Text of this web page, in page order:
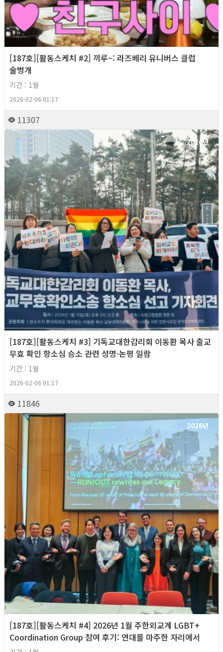
[187호][활동스케치 #2] 끼루~: 라즈베리 유니버스 클럽
술벙개
기간 : 1월
2026-02-06 01:17
11307
2026년
[187호][활동스케치 #3] 기독교대한감리회 이동환 목사 출교
무효 확인 항소심 승소 관련 성명·논평 일람
기간 : 1월
2026-02-06 01:17
11846
2026년
[187호][활동스케치 #4] 2026년 1월 주한외교계 LGBT+
Coordination Group 참여 후기: 연대를 마주한 자리에서